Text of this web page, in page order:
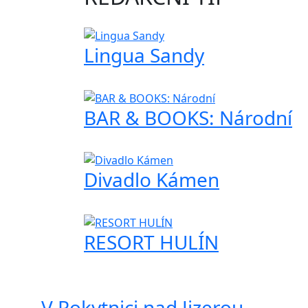
Lingua Sandy
BAR & BOOKS: Národní
Divadlo Kámen
RESORT HULÍN